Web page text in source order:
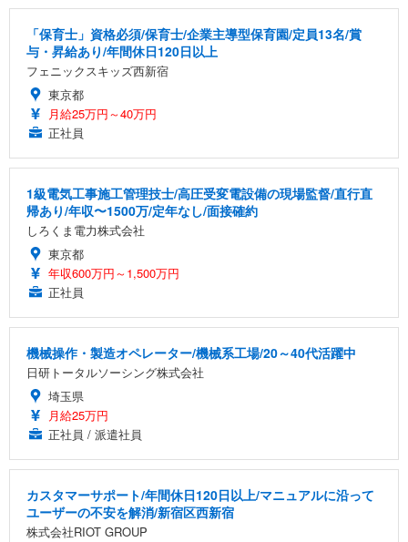
「保育士」資格必須/保育士/企業主導型保育園/定員13名/賞
与・昇給あり/年間休日120日以上
フェニックスキッズ西新宿
東京都
月給25万円～40万円
正社員
1級電気工事施工管理技士/高圧受変電設備の現場監督/直行直
帰あり/年収〜1500万/定年なし/面接確約
しろくま電力株式会社
東京都
年収600万円～1,500万円
正社員
機械操作・製造オペレーター/機械系工場/20～40代活躍中
日研トータルソーシング株式会社
埼玉県
月給25万円
正社員 / 派遣社員
カスタマーサポート/年間休日120日以上/マニュアルに沿って
ユーザーの不安を解消/新宿区西新宿
株式会社RIOT GROUP